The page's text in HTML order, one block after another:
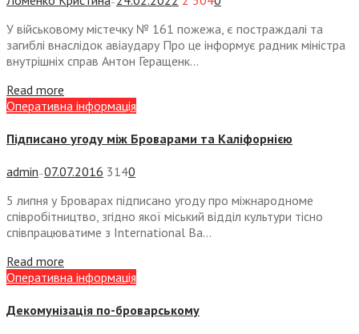
—
У військовому містечку № 161 пожежа, є постраждалі та
загиблі внаслідок авіаудару Про це інформує радник міністра
внутрішніх справ Антон Геращенк...
Read more
Оперативна інформація
Підписано угоду між Броварами та Каліфорнією
admin —07.07.2016 3140
5 липня у Броварах підписано угоду про міжнародноме
співробітництво, згідно якої міський відділ культури тісно
співпрацюватиме з International Ba...
Read more
Оперативна інформація
Декомунізація по-броварському